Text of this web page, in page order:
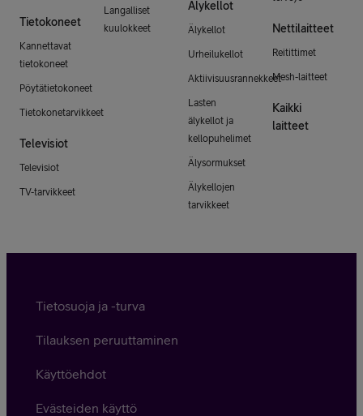
Tietokoneet
Kannettavat
tietokoneet
Pöytätietokoneet
Tietokonetarvikkeet
Televisiot
Televisiot
TV-tarvikkeet
Langalliset
kuulokkeet
Älykellot
Älykellot
Urheilukellot
Aktiivisuusrannekkeet
Lasten
älykellot ja
kellopuhelimet
Älysormukset
Älykellojen
tarvikkeet
Nettilaitteet
Reitittimet
Mesh-laitteet
Kaikki
laitteet
Tietosuoja ja -turva
Tilauksen peruuttaminen
Käyttöehdot
Evästeiden käyttö